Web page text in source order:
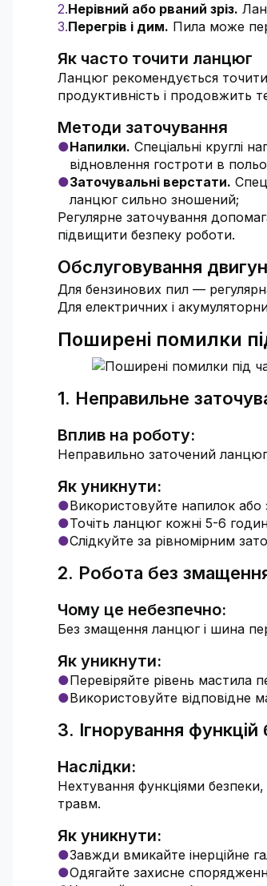
Нерівний або рваний зріз.
Перегрів і дим. Пила може
Як часто точити ланцюг
Ланцюг рекомендується
продуктивність і продовжить
Методи заточування
Напилки. Спеціальні круглі
відновлення гостроти в
Заточувальні верстати.
ланцюг сильно зношений;
Регулярне заточування
підвищити безпеку роботи.
Обслуговування
Для бензинових пил —
Для електричних і
Поширені помилки
1. Неправильне
Вплив на роботу:
Неправильно заточений ланцюг
Як уникнути:
Використовуйте напилок
Точіть ланцюг кожні 5-6
Слідкуйте за рівномірним
2. Робота без
Чому це небезпечно:
Без змащення ланцюг і шина
Як уникнути:
Перевіряйте рівень мастила
Використовуйте відповідне
3. Ігнорування функцій
Наслідки:
Нехтування функціями
травм.
Як уникнути:
Завжди вмикайте інерційне
Одягайте захисне